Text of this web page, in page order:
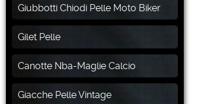
Giubbotti Chiodi Pelle Moto Biker
Gilet Pelle
Canotte Nba-Maglie Calcio
Giacche Pelle Vintage